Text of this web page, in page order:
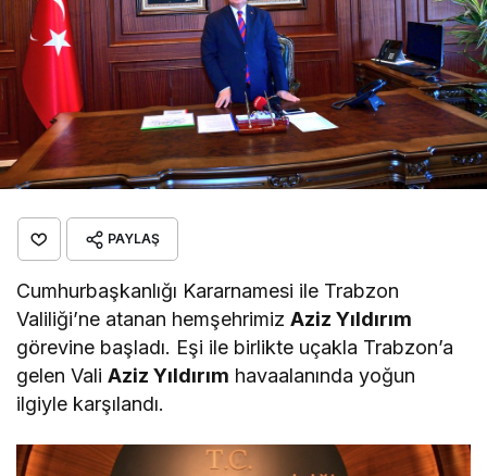
PAYLAŞ
Cumhurbaşkanlığı Kararnamesi ile Trabzon
Valiliği’ne atanan hemşehrimizAziz Yıldırım
görevine başladı. Eşi ile birlikte uçakla Trabzon’a
gelen ValiAziz Yıldırım havaalanında yoğun
ilgiyle karşılandı.